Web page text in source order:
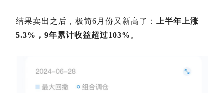
结果卖出之后，极简6月份又新高了：
上半年上涨
5.3%，9年累计收益超过103% 。